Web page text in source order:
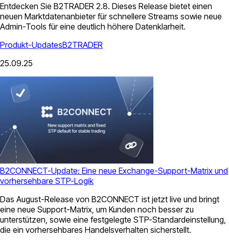
Entdecken Sie B2TRADER 2.8. Dieses Release bietet einen
neuen Marktdatenanbieter für schnellere Streams sowie neue
Admin-Tools für eine deutlich höhere Datenklarheit.
Produkt-UpdatesB2TRADER
25.09.25
B2CONNECT-Update: Eine neue Exchange-Support-Matrix und
vorhersehbare STP-Logik
Das August-Release von B2CONNECT ist jetzt live und bringt
eine neue Support-Matrix, um Kunden noch besser zu
unterstützen, sowie eine festgelegte STP-Standardeinstellung,
die ein vorhersehbares Handelsverhalten sicherstellt.